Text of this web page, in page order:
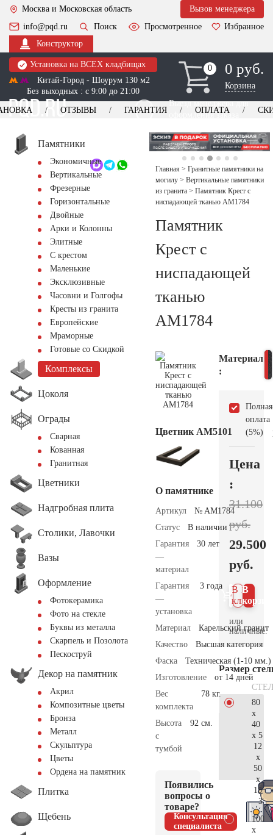
Москва и Московская область
Вызов менеджера
info@pqd.ru
Поиск Просмотренное
Избранное
Конструктор
Установка на ВСЕХ кладбищах
Китай-Город - Шоурум 130 м2
Без выходных : с 9:00 до 21:00
0
0 0 руб.
Корзина
Выезд менеджера для
оформления заказа
+7 (495) 518-44-23
Обратный звонок
ОТЗЫВЫ ГАРАНТИЯ ОПЛАТА
Памятники
Экономичные
Вертикальные
Фрезерные
Горизонтальные
Двойные
Арки и Колонны
Элитные
С крестом
Маленькие
Эксклюзивные
Часовни и Голгофы
Кресты из гранита
Европейские
Мраморные
Готовые со Скидкой
Комплексы
Цоколя
Ограды
Сварная
Кованная
Гранитная
Цветники
Надгробная плита
Столики, Лавочки
Вазы
Оформление
Фотокерамика
Фото на стекле
Буквы из металла
Скарпель и Позолота
Пескоструй
Декор на памятник
Акрил
Композитные цветы
Бронза
Металл
Скульптура
Цветы
Ордена на памятник
Плитка
Щебень
Главная > Гранитные памятники на
могилу > Вертикальные памятники
из гранита > Памятник Крест с
ниспадающей тканью AM1784
Памятник
Крест с
ниспадающей
тканью
AM1784
Цветник АМ5101
О памятнике
Артикул
№ AM1784
Статус
В наличии
Гарантия
—
материал
30 лет
Гарантия
—
установка
3 года
Материал
Карельский гранит
Качество
Высшая категория
Фаска
Техническая (1-10 мм.)
Изготовление
от 14 дней
Вес
комплекта
78 кг.
Высота
с
тумбой
92 см.
Появились
вопросы о
товаре?
Консультация
специалиста
Материал
:
Полная
оплата
(5%)
Цена
:
31.100
руб.
29.500
руб.
В
В 1
клик
или
наличные.
Размер
80
x
40
x 5
12
x
50
x
15
100
x